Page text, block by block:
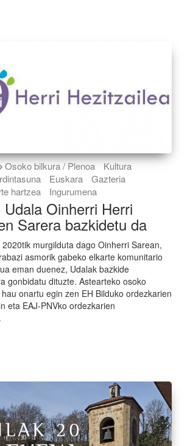
Osoko bilkura / Plenoa
Kultura
Euskara
Gazteria
hartzea Ingurumena
Oinherri Herri
Sarera bazkidetu da
murgilduta dago Oinherri Sarean,
asmorik gabeko elkarte komunitario
eman duenez, Udalak bazkide
gonbidatu dituzte. Astearteko osoko
onartu egin zen EH Bilduko ordezkarien
eta EAJ-PNVko ordezkarien